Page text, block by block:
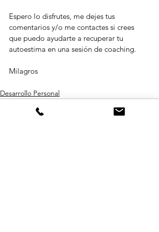
Espero lo disfrutes, me dejes tus
comentarios y/o me contactes si crees
que puedo ayudarte a recuperar tu
autoestima en una sesión de coaching.
Milagros
Desarrollo Personal